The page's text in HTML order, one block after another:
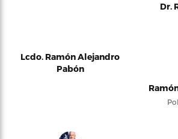
Dr.
Lcdo. Ramón Alejandro
Pabón